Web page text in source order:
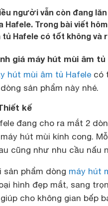
người vẫn còn đang
Hafele. Trong bài viết
tủ Hafele có tốt không và
giá máy hút mùi âm
hút mùi âm tủ Hafele có
sản phẩm này nhé.
kế
đang cho ra mắt 2
hút mùi kính cong.
cũng như nhu cầu nấu
sản phẩm dòng máy hút
hình đẹp mắt, sang
cho không gian bếp